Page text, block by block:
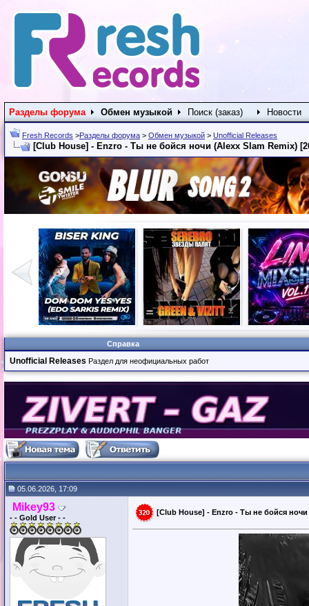
Разделы форума Обмен музыкой Поиск (заказ) Новости
Fresh Records >Разделы форума > Обмен музыкой > Unofficial Releases
[Club House] - Enzro - Ты не бойся ночи (Alexx Slam Remix)
Справка
Unofficial Releases Раздел для неофициальных работ
05.06.2026, 17:09
Mikey93
- - Gold User - -
[Club House] - Enzro - Ты не бойся ночи